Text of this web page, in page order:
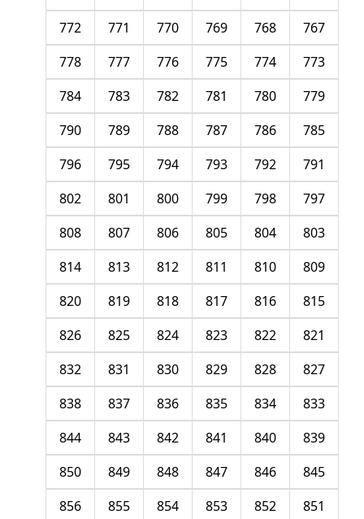
767
768
769
770
771
772
773
774
775
776
777
778
779
780
781
782
783
784
785
786
787
788
789
790
791
792
793
794
795
796
797
798
799
800
801
802
803
804
805
806
807
808
809
810
811
812
813
814
815
816
817
818
819
820
821
822
823
824
825
826
827
828
829
830
831
832
833
834
835
836
837
838
839
840
841
842
843
844
845
846
847
848
849
850
851
852
853
854
855
856